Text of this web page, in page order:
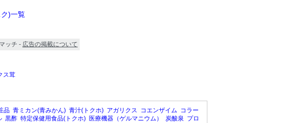
)一覧
ッチ - 広告の掲載について
ス茸
品 青ミカン(青みかん) 青汁(トクホ) アガリクス コエンザイム コラー
黒酢 特定保健用食品(トクホ) 医療機器（ゲルマニウム） 炭酸泉 プロ